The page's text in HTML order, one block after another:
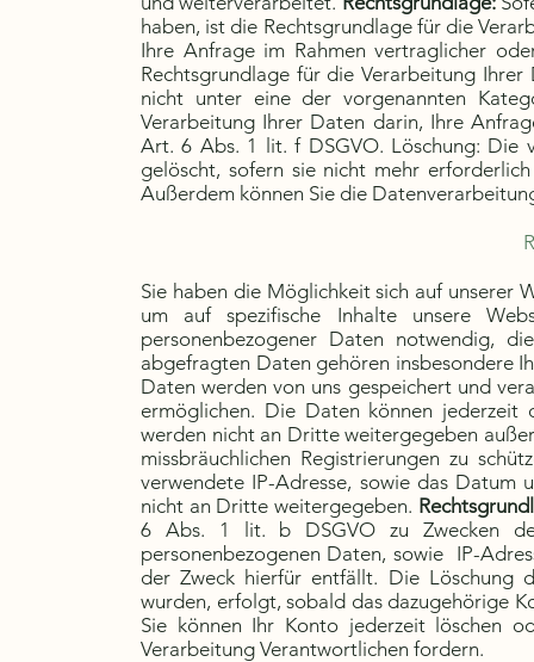
haben, ist die Rechtsgrundlage für die
Ihre Anfrage im Rahmen vertraglicher
Rechtsgrundlage für die Verarbeitung
nicht unter eine der vorgenannten
Verarbeitung Ihrer Daten darin, Ihre
Art. 6 Abs. 1 lit. f DSGVO. Löschung: Die
gelöscht, sofern sie nicht mehr
Außerdem können Sie die
Sie haben die Möglichkeit sich auf unserer
um auf spezifische Inhalte unsere
personenbezogener Daten notwendig,
abgefragten Daten gehören insbesondere
Daten werden von uns gespeichert und
ermöglichen. Die Daten können
werden nicht an Dritte weitergegeben
missbräuchlichen Registrierungen zu
verwendete IP-Adresse, sowie das
nicht an Dritte weitergegeben.
6 Abs. 1 lit. b DSGVO zu Zwecken
personenbezogenen Daten, sowie IP-
der Zweck hierfür entfällt. Die Löschung
wurden, erfolgt, sobald das dazugehörige
Sie können Ihr Konto jederzeit löschen
Verarbeitung Verantwortlichen fordern.